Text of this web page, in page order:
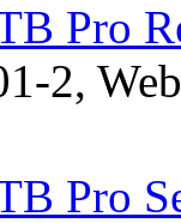
Pro
2,
Pro